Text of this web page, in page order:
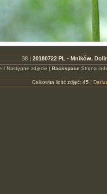
38 | 20180722 PL - Mników.
/ Następne zdjęcie | Backspace Strona
Całkowita ilość zdjęć: 45|